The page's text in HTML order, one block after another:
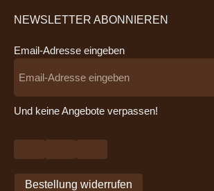
NEWSLETTER ABONNIEREN
Email-Adresse eingeben
Und keine Angebote verpassen!
Bestellung widerrufen